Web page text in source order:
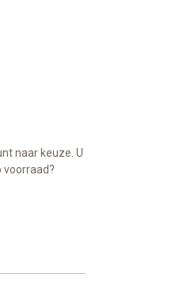
naar keuze. U
voorraad?